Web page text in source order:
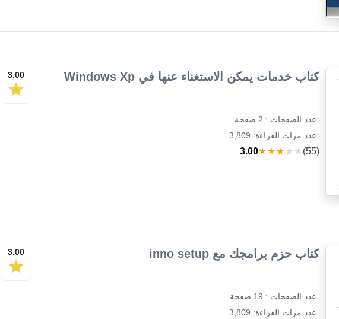
3.00 كتاب خدمات يمكن الاستغناء عنها في Windows Xp
عدد الصفحات : 2 صفحة
عدد مرات القراءة: 3,809
3.00★★★★★ (55)
3.00 كتاب حزم برامجك مع inno setup
عدد الصفحات : 19 صفحة
عدد مرات القراءة: 3,809